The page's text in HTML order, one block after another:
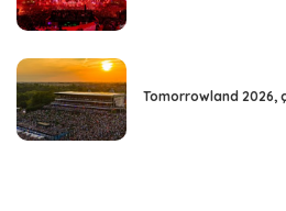
Tomorrowland 2026,